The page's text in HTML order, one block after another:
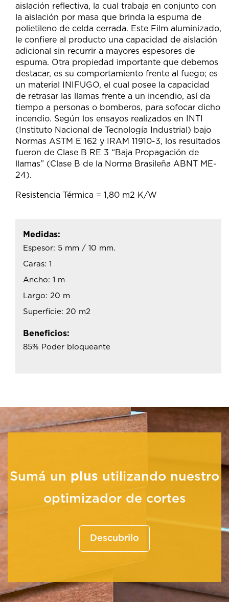
aislación reflectiva, la cual trabaja en conjunto con
la aislación por masa que brinda la espuma de
polietileno de celda cerrada. Este Film aluminizado,
le confiere al producto una capacidad de aislación
adicional sin recurrir a mayores espesores de
espuma. Otra propiedad importante que debemos
destacar, es su comportamiento frente al fuego; es
un material INIFUGO, el cual posee la capacidad
de retrasar las llamas frente a un incendio, así da
tiempo a personas o bomberos, para sofocar dicho
incendio. Según los ensayos realizados en INTI
(Instituto Nacional de Tecnología Industrial) bajo
Normas ASTM E 162 y IRAM 11910-3, los resultados
fueron de Clase B RE 3 “Baja Propagación de
llamas” (Clase B de la Norma Brasileña ABNT ME-
24).
Resistencia Térmica = 1,80 m2 K/W
Medidas:
Espesor: 5 mm / 10 mm.
Caras: 1
Ancho: 1 m
Largo: 20 m
Superficie: 20 m2
Beneficios:
85% Poder bloqueante
Sumá un plus utilizando nuestro
optimizador de cortes
Descubrilo